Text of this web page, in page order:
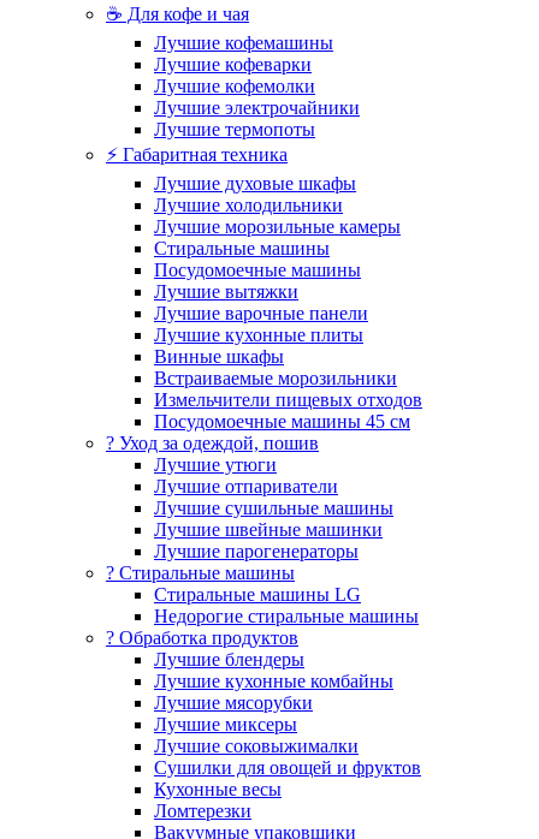
☕ Для кофе и чая
Лучшие кофемашины
Лучшие кофеварки
Лучшие кофемолки
Лучшие электрочайники
Лучшие термопоты
⚡ Габаритная техника
Лучшие духовые шкафы
Лучшие холодильники
Лучшие морозильные камеры
Стиральные машины
Посудомоечные машины
Лучшие вытяжки
Лучшие варочные панели
Лучшие кухонные плиты
Винные шкафы
Встраиваемые морозильники
Измельчители пищевых отходов
Посудомоечные машины 45 см
? Уход за одеждой, пошив
Лучшие утюги
Лучшие отпариватели
Лучшие сушильные машины
Лучшие швейные машинки
Лучшие парогенераторы
? Стиральные машины
Стиральные машины LG
Недорогие стиральные машины
? Обработка продуктов
Лучшие блендеры
Лучшие кухонные комбайны
Лучшие мясорубки
Лучшие миксеры
Лучшие соковыжималки
Сушилки для овощей и фруктов
Кухонные весы
Ломтерезки
Вакуумные упаковщики